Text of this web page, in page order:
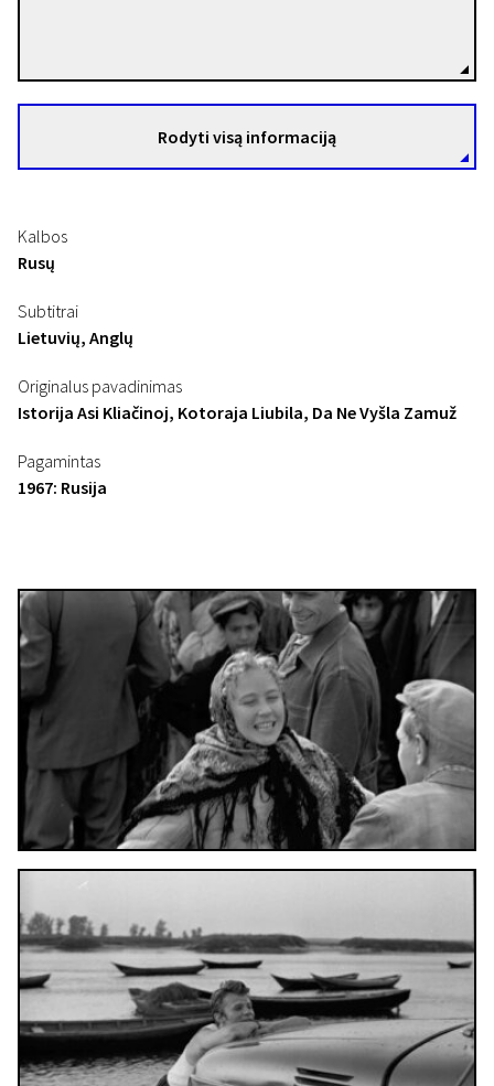
Rodyti visą informaciją
Kalbos
Rusų
Subtitrai
Lietuvių, Anglų
Originalus pavadinimas
Istorija Asi Kliačinoj, Kotoraja Liubila, Da Ne Vyšla Zamuž
Pagamintas
1967: Rusija